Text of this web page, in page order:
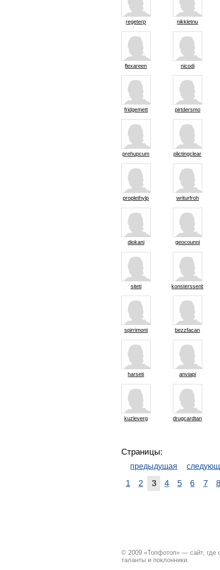
regeterp nikkletnu
flexareen nicodi
fridgemett pirtdersmo
prehupcum plictingclear
proplethylp writurfroh
diokani geocounni
siteti konsterssenb
spirrimont bezzfacan
harseti anviapi
kuzleverg drugcardtan
Страницы:
предыдущая
1 2 3 4 5 6 7 8
© 2009 «Топфотоп» — сайт, где
таланты и поклонники.